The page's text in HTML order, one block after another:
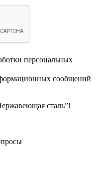
персональных
сообщений
сталь”!